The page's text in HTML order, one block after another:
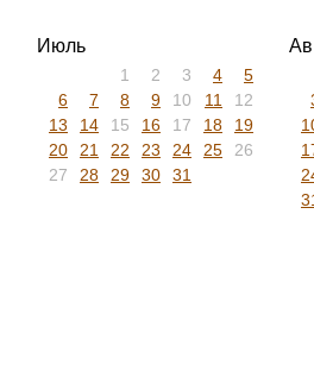
Июль
1 2 3 4
5
6
7 8 9 10 11
12
13
14 15 16 17 18
19
20
21 22 23 24 25
26
27
28 29 30 31